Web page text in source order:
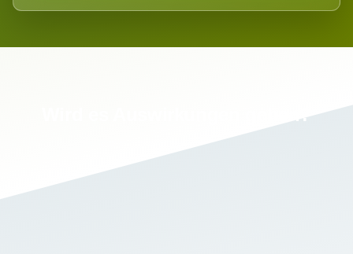
Wird es Auswirkungen geben?